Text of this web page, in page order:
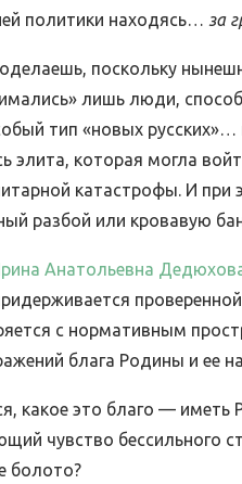
политики находясь… за
поскольку
лишь люди,
тип «новых
элита, которая могла
катастрофы. И
разбой или кровавую
Анатольевна
проверенной
с нормативным
блага Родины и ее
какое это благо — иметь
чувство бессильного
болото?